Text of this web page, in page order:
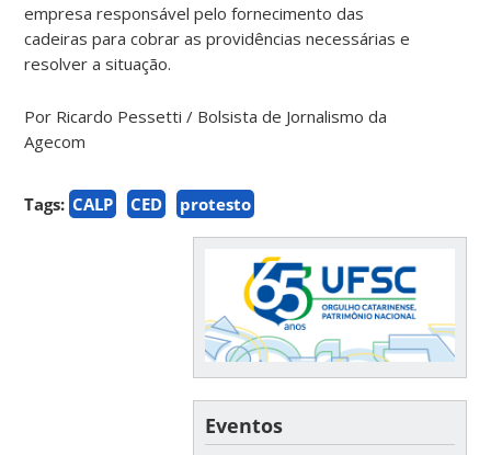
empresa responsável pelo fornecimento das
cadeiras para cobrar as providências necessárias e
resolver a situação.
Por Ricardo Pessetti / Bolsista de Jornalismo da
Agecom
Tags: CALP CED protesto
Eventos